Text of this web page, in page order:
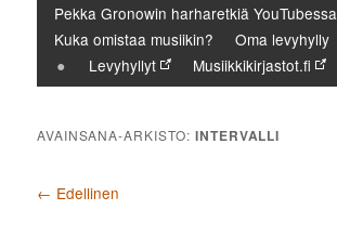
Pekka Gronowin harharetkiä YouTubessa
Kuka omistaa musiikin?
Oma levyhylly
Levyhyllyt
Musiikkikirjastot.fi
AVAINSANA-ARKISTO:INTERVALLI
Artikkelien selaus
← Edellinen